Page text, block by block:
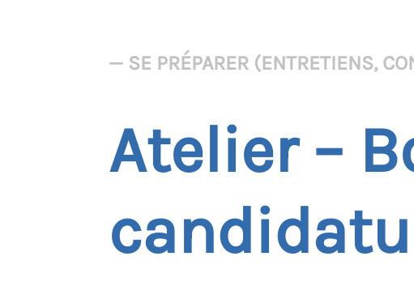
— SE PRÉPARER (ENTRETIENS,
Atelier –